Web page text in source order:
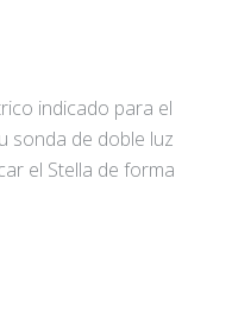
indicado para el
sonda de doble luz
el Stella de forma